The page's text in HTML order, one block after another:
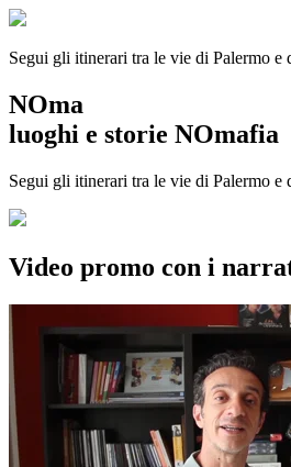
Segui gli itinerari tra le vie di Palermo
NOma
luoghi e storie NOmafia
Segui gli itinerari tra le vie di Palermo
Video promo con i